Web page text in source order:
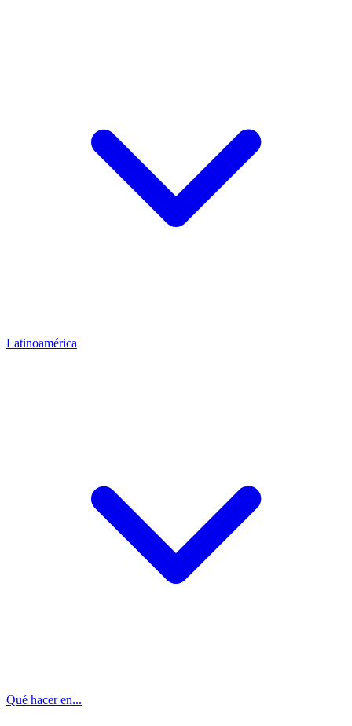
Latinoamérica
Qué hacer en...